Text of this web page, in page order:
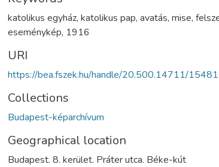
katolikus egyház, katolikus pap, avatás, mise,
eseménykép, 1916
URI
https://bea.fszek.hu/handle/20.500.14711/
Collections
Budapest-képarchívum
Geographical location
Budapest. 8. kerület. Práter utca. Béke-kút